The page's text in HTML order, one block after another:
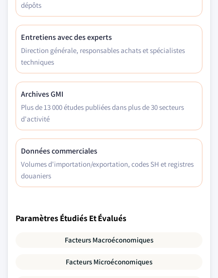
dépôts
Entretiens avec des experts
Direction générale, responsables achats et spécialistes
techniques
Archives GMI
Plus de 13 000 études publiées dans plus de 30 secteurs
d'activité
Données commerciales
Volumes d'importation/exportation, codes SH et registres
douaniers
Paramètres Étudiés Et Évalués
Facteurs Macroéconomiques
Facteurs Microéconomiques